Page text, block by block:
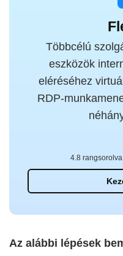
Többcélú
eszközök
eléréséhez
RDP-
4.8
Az alábbi lépések